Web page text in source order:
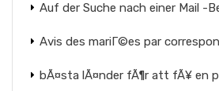
Auf der Suche nach einer Mail -
Avis des mariГ©es par
bÃ¤sta lÃ¤nder fÃ¶r att fÃ¥ en